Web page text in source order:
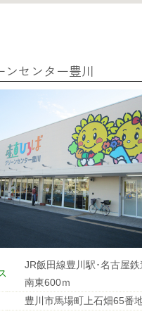
JAバンク・JA共
JAバンクのご案内
キャンペーン情報
各種金利一覧
ATM稼動時間一覧
ンセンター豊川
JR飯田線豊川駅･名古屋
南東600ｍ
豊川市馬場町上石畑65番